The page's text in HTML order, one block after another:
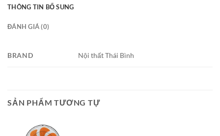
THÔNG TIN BỔ SUNG
ĐÁNH GIÁ (0)
BRAND Nội thất Thái Bình
SẢN PHẨM TƯƠNG TỰ